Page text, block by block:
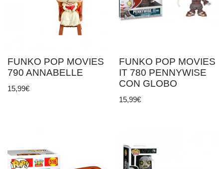
FUNKO POP MOVIES
790 ANNABELLE
15,99€
FUNKO POP MOVIES
IT 780 PENNYWISE
CON GLOBO
15,99€